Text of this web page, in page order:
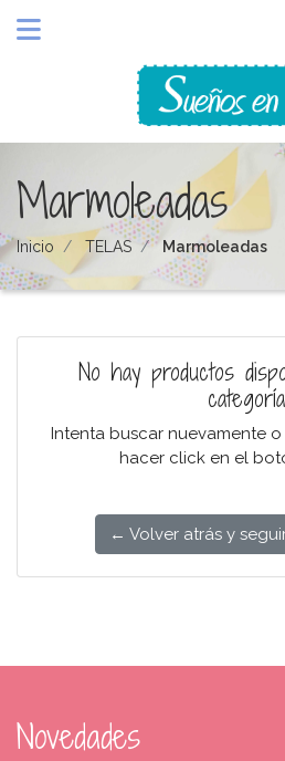
Marmoleadas
Inicio TELAS Marmoleadas
No hay productos
Intenta buscar nuevamente
hacer click en el
← Volver atrás y
Novedades